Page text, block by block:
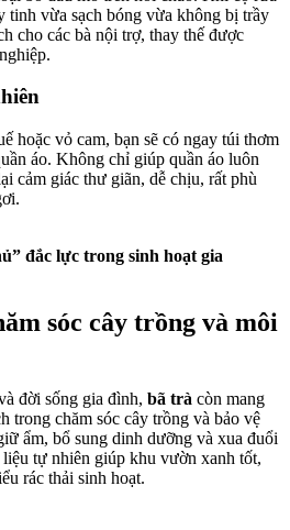
tinh vừa sạch bóng vừa không bị trầy
cho các bà nội trợ, thay thế được
hoặc vỏ cam, bạn sẽ có ngay túi thơm
áo. Không chỉ giúp quần áo luôn
cảm giác thư giãn, dễ chịu, rất phù
đắc lực trong sinh hoạt gia
sóc cây trồng và môi
đời sống gia đình, bã trà còn mang
trong chăm sóc cây trồng và bảo vệ
ẩm, bổ sung dinh dưỡng và xua đuổi
tự nhiên giúp khu vườn xanh tốt,
rác thải sinh hoạt.